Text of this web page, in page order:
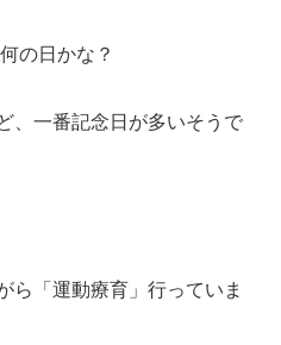
の日かな？
、一番記念日が多いそうで
ら「運動療育」行っていま